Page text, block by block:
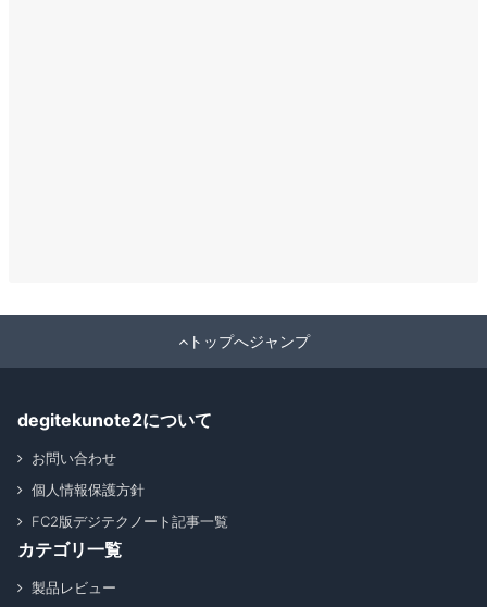
トップへジャンプ
degitekunote2について
お問い合わせ
個人情報保護方針
FC2版デジテクノート記事一覧
カテゴリ一覧
製品レビュー